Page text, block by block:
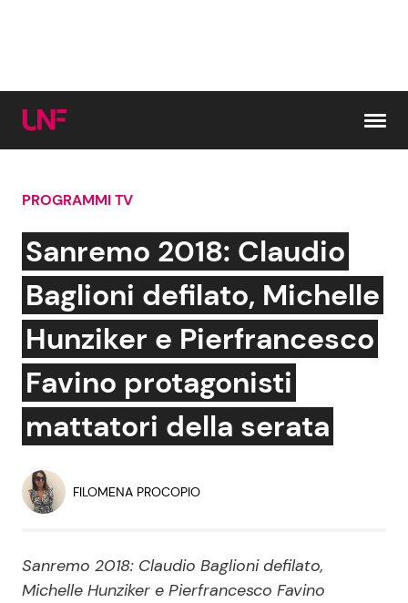
Cerca:
News e Cronaca
Attualità Italiana
Dal Mondo
Economia
Persone Scomparse
Gossip e TV
Bellezze VIP
Coppie VIP
Fiction e Serie TV
Soap Opera
PROGRAMMI TV
Sanremo 2018: Claudio
Baglioni defilato, Michelle
Hunziker e Pierfrancesco
Favino protagonisti
mattatori della serata
FILOMENA PROCOPIO
Sanremo 2018: Claudio Baglioni defilato,
Michelle Hunziker e Pierfrancesco Favino